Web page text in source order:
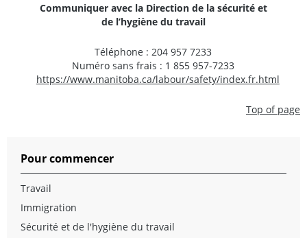
Communiquer avec la Direction de la sécurité et
de l’hygiène du travail
Téléphone : 204 957 7233
Numéro sans frais : 1 855 957-7233
https://www.manitoba.ca/labour/safety/index.fr.html
Top of page
Pour commencer
Travail
Immigration
Sécurité et de l'hygiène du travail